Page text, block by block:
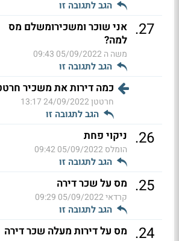
הגב לתגובה זו
27
. אני שוכר ומשכירומשלם מס
למה?
משה ה05/09/2022 09:43
הגב לתגובה זו
כמה דירות את משכיר
חרטטן24/09/2022 13:17
הגב לתגובה זו
26
. ניקוי פחת
הומלס05/09/2022 09:42
הגב לתגובה זו
25
. מס על שכר דירה
קרדאי05/09/2022 09:29
הגב לתגובה זו
24
. מס על דירות מעלה שכר דירה